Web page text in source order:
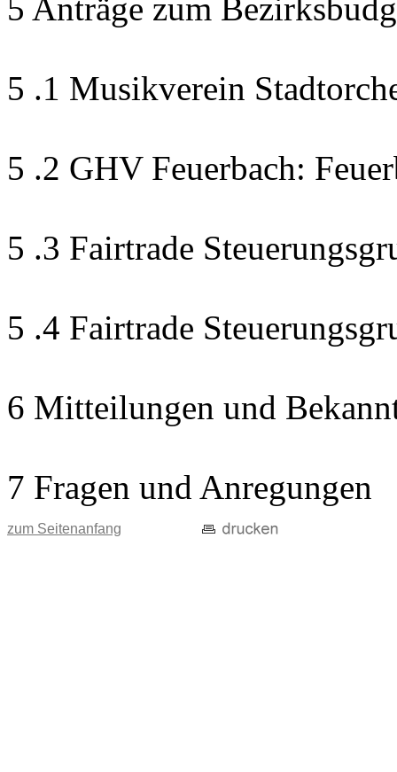
5 Anträge zum
5 .1 Musikverein
5 .2 GHV Feuerbach:
5 .3 Fairtrade
5 .4 Fairtrade
6 Mitteilungen und
7 Fragen und Anregungen
zum Seitenanfang